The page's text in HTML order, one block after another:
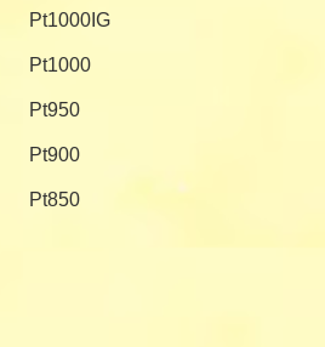
Pt1000IG
Pt1000
Pt950
Pt900
Pt850